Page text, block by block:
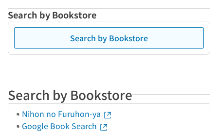
Search by Bookstore
Search by Bookstore
Search by Bookstore
Nihon no Furuhon-ya
Google Book Search